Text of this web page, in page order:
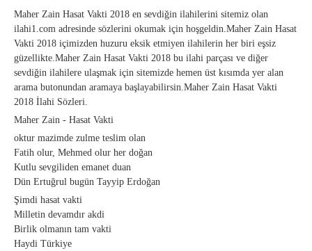
Maher Zain Hasat Vakti 2018 en sevdiğin ilahilerini sitemiz olan
ilahi1.com adresinde sözlerini okumak için hoşgeldin.Maher Zain Hasat
Vakti 2018 içimizden huzuru eksik etmiyen ilahilerin her biri eşsiz
güzellikte.Maher Zain Hasat Vakti 2018 bu ilahi parçası ve diğer
sevdiğin ilahilere ulaşmak için sitemizde hemen üst kısımda yer alan
arama butonundan aramaya başlayabilirsin.Maher Zain Hasat Vakti
2018 İlahi Sözleri.
Maher Zain - Hasat Vakti
oktur mazimde zulme teslim olan
Fatih olur, Mehmed olur her doğan
Kutlu sevgiliden emanet duan
Dün Ertuğrul bugün Tayyip Erdoğan
Şimdi hasat vakti
Milletin devamdır akdi
Birlik olmanın tam vakti
Haydi Türkiye